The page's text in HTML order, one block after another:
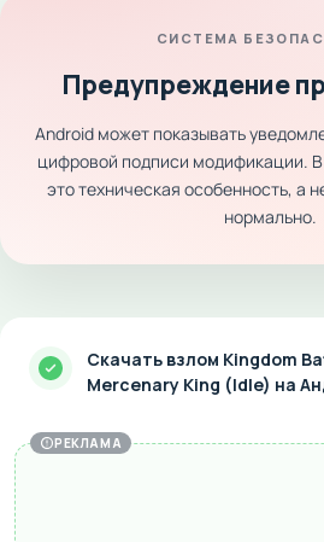
СИСТЕМА
Предупреждение
Android может показывать
цифровой подписи модификации.
это техническая особенность, а
нормально.
Скачать взлом Kingdom
Mercenary King (Idle) на
РЕКЛАМА